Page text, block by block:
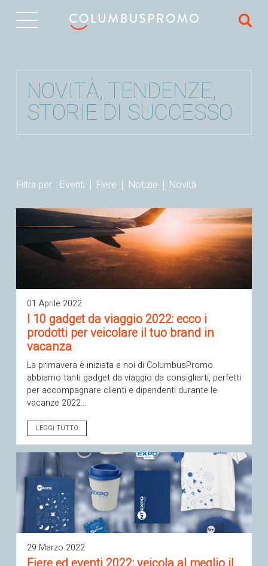
NOVITÀ, TENDENZE,
STORIE DI SUCCESSO
Filtra per: Eventi Fiere Notizie Novità
01 Aprile 2022
I 10 gadget da viaggio 2022: ecco i
prodotti per veicolare il tuo brand in
vacanza
La primavera è iniziata e noi di ColumbusPromo
abbiamo tanti gadget da viaggio da consigliarti, perfetti
per accompagnare clienti e dipendenti durante le
vacanze 2022…
LEGGI TUTTO
29 Marzo 2022